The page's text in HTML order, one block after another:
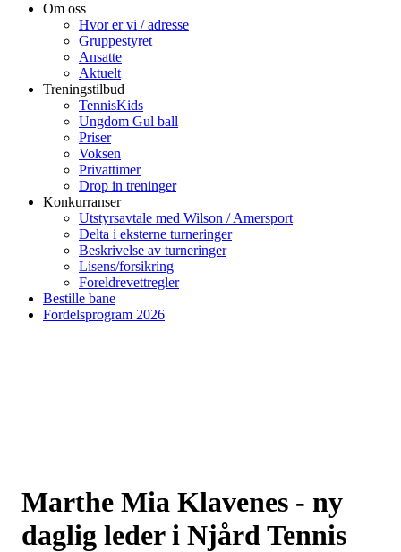
Om oss
Hvor er vi / adresse
Gruppestyret
Ansatte
Aktuelt
Treningstilbud
TennisKids
Ungdom Gul ball
Priser
Voksen
Privattimer
Drop in treninger
Konkurranser
Utstyrsavtale med Wilson / Amersport
Delta i eksterne turneringer
Beskrivelse av turneringer
Lisens/forsikring
Foreldrevettregler
Bestille bane
Fordelsprogram 2026
Marthe Mia Klavenes - ny
daglig leder i Njård Tennis